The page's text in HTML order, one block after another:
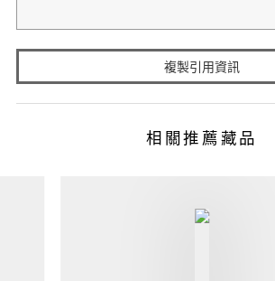
複製引用資訊
相關推薦藏品